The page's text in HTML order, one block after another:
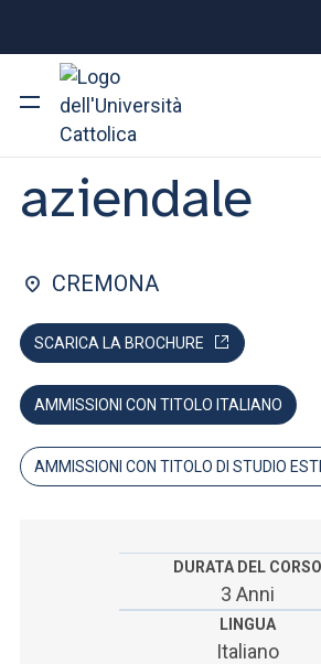
Ateneo
Ricerca
Facoltà e campus
SEI UNO STUDENTE ISCRITTO?
SEI UN DOCENTE O UN MEMBRO DELLO STAFF
FACOLTÀ DI: ECONOMIA E
Economia
aziendale
CREMONA
SCARICA LA BROCHURE
AMMISSIONI CON TITOLO ITALIANO
AMMISSIONI CON TITOLO DI STUDIO
DURATA DEL CORSO
3 Anni
LINGUA
Italiano